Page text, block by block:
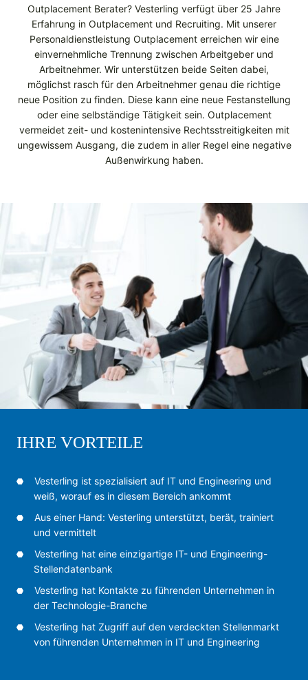
Outplacement Berater? Vesterling verfügt über 25 Jahre
Erfahrung in Outplacement und Recruiting. Mit unserer
Personaldienst­leistung Outplacement erreichen wir eine
einvernehmliche Trennung zwischen Arbeitgeber und
Arbeitnehmer. Wir unterstützen beide Seiten dabei,
möglichst rasch für den Arbeitnehmer genau die richtige
neue Position zu finden. Diese kann eine neue Festanstellung
oder eine selbständige Tätigkeit sein. Outplacement
vermeidet zeit- und kostenintensive Rechtsstreitig­keiten mit
ungewissem Ausgang, die zudem in aller Regel eine negative
Außenwirkung haben.
IHRE VORTEILE
Vesterling ist spezialisiert auf IT und Engineering und
weiß, worauf es in diesem Bereich ankommt
Aus einer Hand: Vesterling unterstützt, berät, trainiert
und vermittelt
Vesterling hat eine einzigartige IT- und Engineering-
Stellendatenbank
Vesterling hat Kontakte zu führenden Unternehmen in
der Technologie-Branche
Vesterling hat Zugriff auf den verdeckten Stellenmarkt
von führenden Unternehmen in IT und Engineering